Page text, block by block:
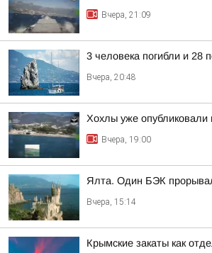
Вчера, 21:09
3 человека погибли и 28
Вчера, 20:48
Хохлы уже опубликовали
Вчера, 19:00
Ялта. Один БЭК
Вчера, 15:14
Крымские закаты как